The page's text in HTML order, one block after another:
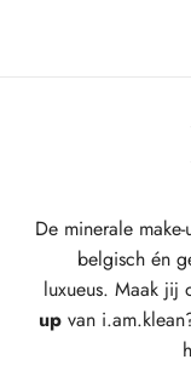
De minerale
belgisch én
luxueus. Maak jij
up van